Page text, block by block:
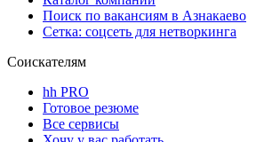
Поиск по вакансиям в Азнакаево
Сетка: соцсеть для нетворкинга
Соискателям
hh PRO
Готовое резюме
Все сервисы